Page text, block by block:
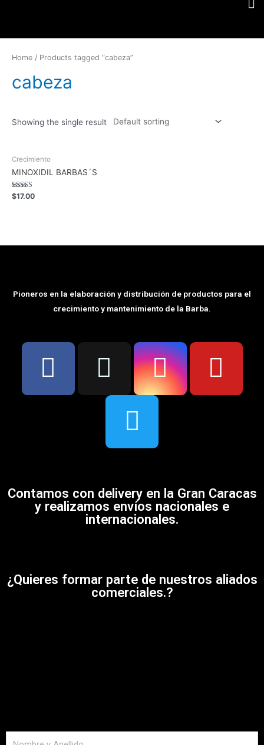
Home / Products tagged “cabeza”
cabeza
Showing the single result
Crecimiento
MINOXIDIL BARBAS´S
Rated
5.00
$17.00
Pioneros en la elaboración y distribución de productos para el
crecimiento y mantenimiento de la Barba.
Contamos con delivery en la Gran Caracas
y realizamos envíos nacionales e
internacionales.
¿Quieres formar parte de nuestros aliados
comerciales.?